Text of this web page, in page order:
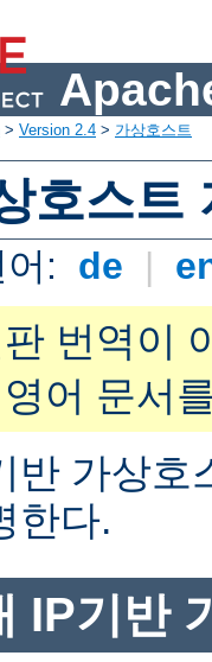
> Version 2.4 > 가상호스트
호스트
: de |
번역이
어 문서
반 가상호
한다.
IP기반